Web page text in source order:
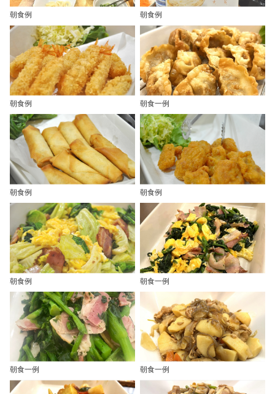
朝食例 朝食例
朝食例 朝食一例
朝食例 朝食例
朝食例 朝食一例
朝食一例 朝食一例